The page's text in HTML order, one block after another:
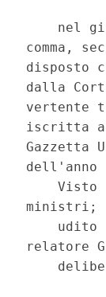
al
al
91,
-